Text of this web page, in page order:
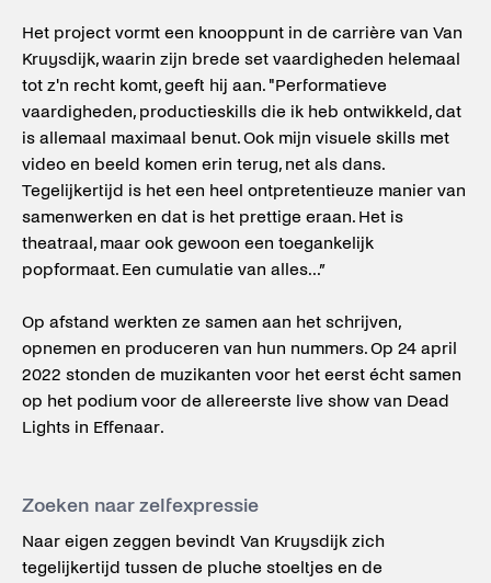
Het project vormt een knooppunt in de carrière van Van
Kruysdijk, waarin zijn brede set vaardigheden helemaal
tot z'n recht komt, geeft hij aan. "Performatieve
vaardigheden, productieskills die ik heb ontwikkeld, dat
is allemaal maximaal benut. Ook mijn visuele skills met
video en beeld komen erin terug, net als dans.
Tegelijkertijd is het een heel ontpretentieuze manier van
samenwerken en dat is het prettige eraan. Het is
theatraal, maar ook gewoon een toegankelijk
popformaat. Een cumulatie van alles...”
Op afstand werkten ze samen aan het schrijven,
opnemen en produceren van hun nummers. Op 24 april
2022 stonden de muzikanten voor het eerst écht samen
op het podium voor de allereerste live show van Dead
Lights in Effenaar.
Zoeken naar zelfexpressie
Naar eigen zeggen bevindt Van Kruysdijk zich
tegelijkertijd tussen de pluche stoeltjes en de